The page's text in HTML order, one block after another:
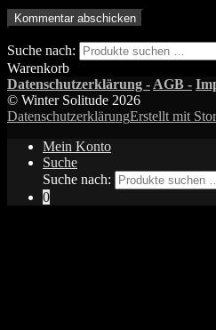
Suche nach:
Warenkorb
Datenschutzerklärung - AGB -
© Winter Solitude 2026
DatenschutzerklärungErstellt mit
Mein Konto
Suche
Suche nach:
0